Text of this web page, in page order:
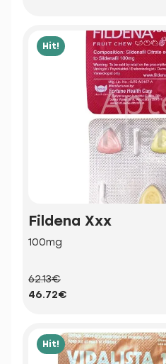
Hit!
Fildena Xxx
100mg
62.13€
46.72€
Hit!